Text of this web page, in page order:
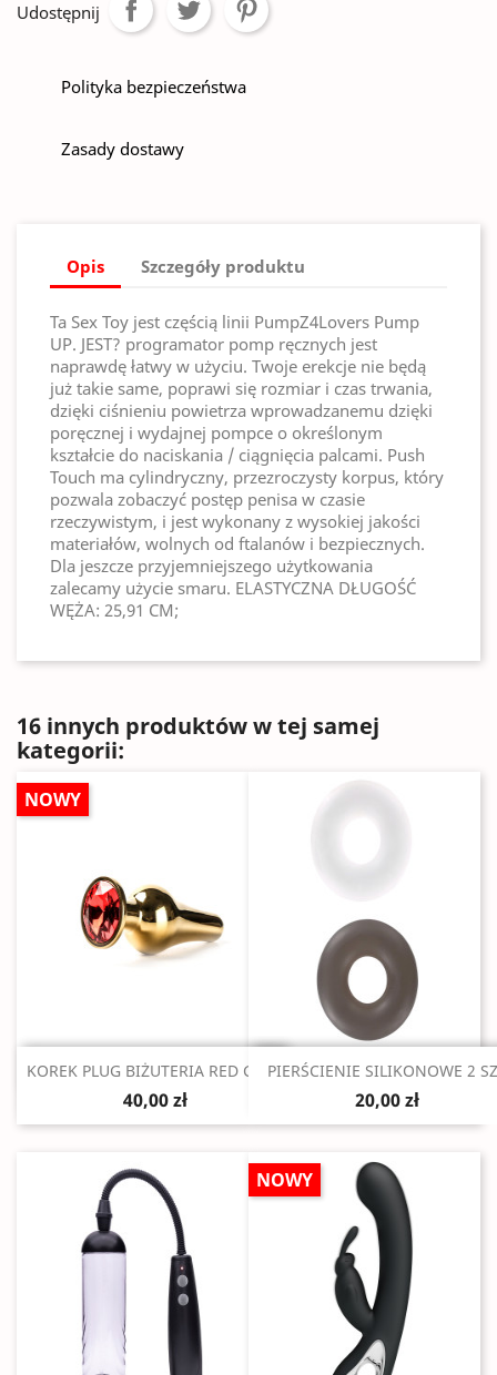
Udostępnij
Polityka bezpieczeństwa
Zasady dostawy
Opis Szczegóły produktu
Ta Sex Toy jest częścią linii PumpZ4Lovers Pump
UP. JEST? programator pomp ręcznych jest
naprawdę łatwy w użyciu. Twoje erekcje nie będą
już takie same, poprawi się rozmiar i czas trwania,
dzięki ciśnieniu powietrza wprowadzanemu dzięki
poręcznej i wydajnej pompce o określonym
kształcie do naciskania / ciągnięcia palcami. Push
Touch ma cylindryczny, przezroczysty korpus, który
pozwala zobaczyć postęp penisa w czasie
rzeczywistym, i jest wykonany z wysokiej jakości
materiałów, wolnych od ftalanów i bezpiecznych.
Dla jeszcze przyjemniejszego użytkowania
zalecamy użycie smaru. ELASTYCZNA DŁUGOŚĆ
WĘŻA: 25,91 CM;
16 innych produktów w tej samej
kategorii:
Szybki podgląd
KOREK PLUG BIŻUTERIA RED GOLD
40,00 zł
NOWY
Szybki podgląd
PIERŚCIENIE SILIKONOWE 2
20,00 zł
NOWY